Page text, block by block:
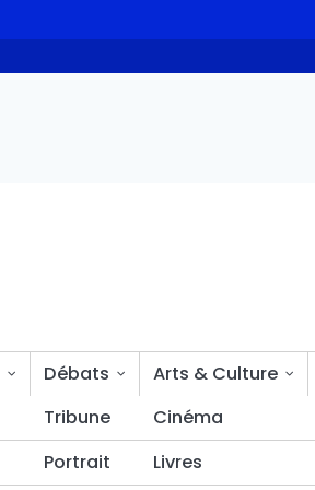
Débats
Tribune
Portrait
Arts & Culture
Cinéma
Livres